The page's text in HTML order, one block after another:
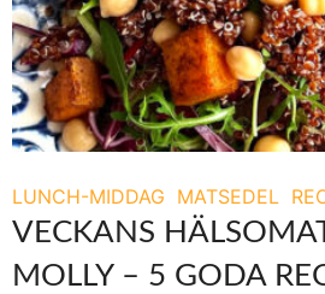
LUNCH-MIDDAG MATSEDEL
VECKANS
MOLLY – 5 GODA